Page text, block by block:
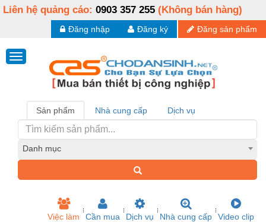
Liên hệ quảng cáo: 0903 357 255 (Không bán hàng)
Đăng sản phẩm
Đăng ký
Đăng nhập
Sản phẩm Nhà cung cấp Dịch vụ
Danh mục
Việc làm Cần mua Dịch vụ Nhà cung cấp Video clip